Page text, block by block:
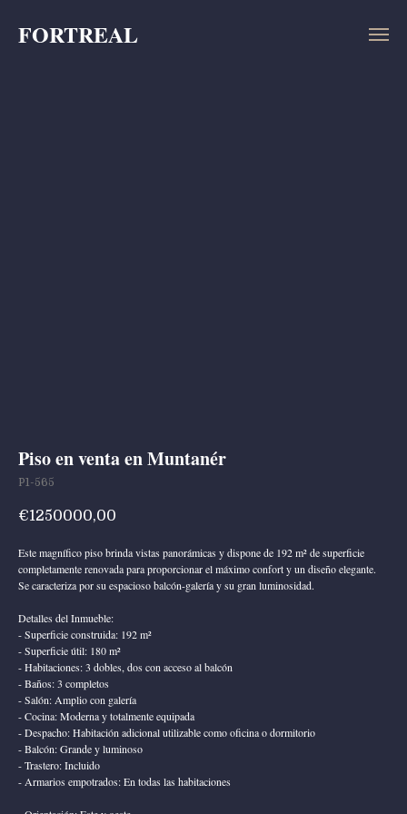
FORTREAL
Piso en venta en Muntanér
P1-565
€1250000,00
Este magnífico piso brinda vistas panorámicas y dispone de 192 m² de superficie
completamente renovada para proporcionar el máximo confort y un diseño elegante.
Se caracteriza por su espacioso balcón-galería y su gran luminosidad.
Detalles del Inmueble:
- Superficie construida: 192 m²
- Superficie útil: 180 m²
- Habitaciones: 3 dobles, dos con acceso al balcón
- Baños: 3 completos
- Salón: Amplio con galería
- Cocina: Moderna y totalmente equipada
- Despacho: Habitación adicional utilizable como oficina o dormitorio
- Balcón: Grande y luminoso
- Trastero: Incluido
- Armarios empotrados: En todas las habitaciones